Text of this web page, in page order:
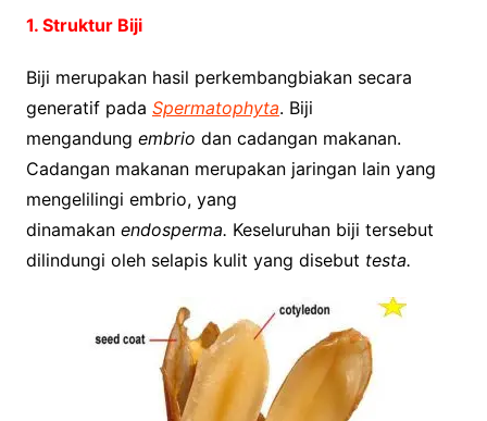
1. Struktur Biji
Biji merupakan hasil perkembangbiakan secara
generatif pada Spermatophyta. Biji
mengandung embrio dan cadangan makanan.
Cadangan makanan merupakan jaringan lain yang
mengelilingi embrio, yang
dinamakan endosperma. Keseluruhan biji tersebut
dilindungi oleh selapis kulit yang disebut testa.